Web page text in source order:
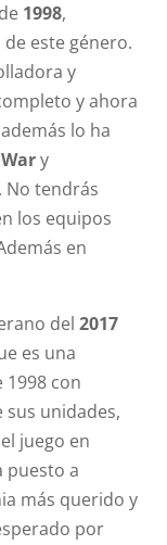
de 1998,
este género.
y
y ahora
lo ha
y
. No tendrás
los equipos
en
del2017
es una
1998 con
sus unidades,
juego en
puesto a
más querido y
por